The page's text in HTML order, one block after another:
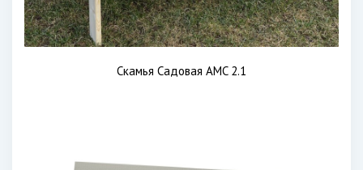
Скамья Садовая AMC 2.1